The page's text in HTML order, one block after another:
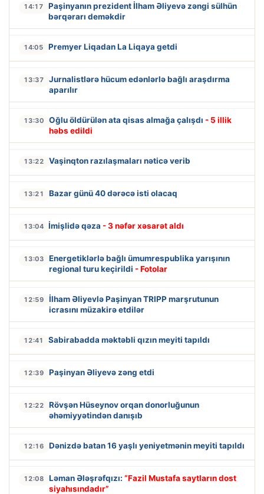
14:17
Paşinyanın prezident İlham Əliyevə zəngi sülhün
bərqərarı deməkdir
14:05 Premyer Liqadan La Liqaya getdi
13:37
Jurnalistlərə hücum edənlərlə bağlı araşdırma
aparılır
13:30 Oğlu öldürülən ata qisas almağa çalışdı - 5 illik
həbs edildi
13:22 Vaşinqton razılaşmaları nəticə verib
13:21 Bazar günü 40 dərəcə isti olacaq
13:04 İmişlidə qəza - 3 nəfər xəsarət aldı
13:03
Energetiklərlə bağlı ümumrespublika yarışının
regional turu keçirildi - Fotolar
12:59
İlham Əliyevlə Paşinyan TRIPP marşrutunun
icrasını müzakirə etdilər
12:41 Sabirabadda məktəbli qızın meyiti tapıldı
12:39 Paşinyan Əliyevə zəng etdi
12:22
Rövşən Hüseynov orqan donorluğunun
əhəmiyyətindən danışıb
12:16 Dənizdə batan 16 yaşlı yeniyetmənin meyiti tapıldı
12:08 Ləman Ələşrəfqızı: “Fazil Mustafa saytların dost
siyahısındadır”